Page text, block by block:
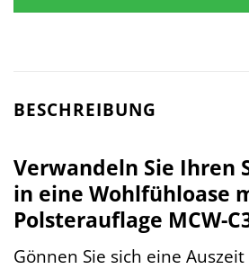
BESCHREIBUNG
Verwandeln Sie Ihren
in eine Wohlfühloase
Polsterauflage MCW-
Gönnen Sie sich eine